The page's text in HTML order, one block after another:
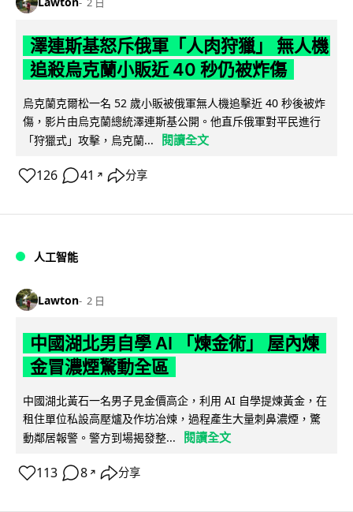
澤連斯基怒斥俄軍「人肉狩獵」 無人機
追殺烏克蘭小販近 40 秒仍被炸傷
烏克蘭克爾松一名 52 歲小販被俄軍無人機追擊近 40 秒後被炸
傷，影片由烏克蘭總統澤連斯基公開。他直斥俄軍對平民進行
「狩獵式」攻擊，烏克蘭...
閱讀全文
126 41 ↗ 分享
人工智能
Lawton 2 日
中國湖北男自學 AI 「煉金術」 屋內煉
金冒濃煙驚動全區
中國湖北黃石一名男子見金價高企，利用 AI 自學提煉黃金，在
租住單位私設高壓爐及作坊冶煉，過程產生大量刺鼻濃煙，驚
動鄰居報警。警方到場揭發整...
閱讀全文
113 8 ↗ 分享